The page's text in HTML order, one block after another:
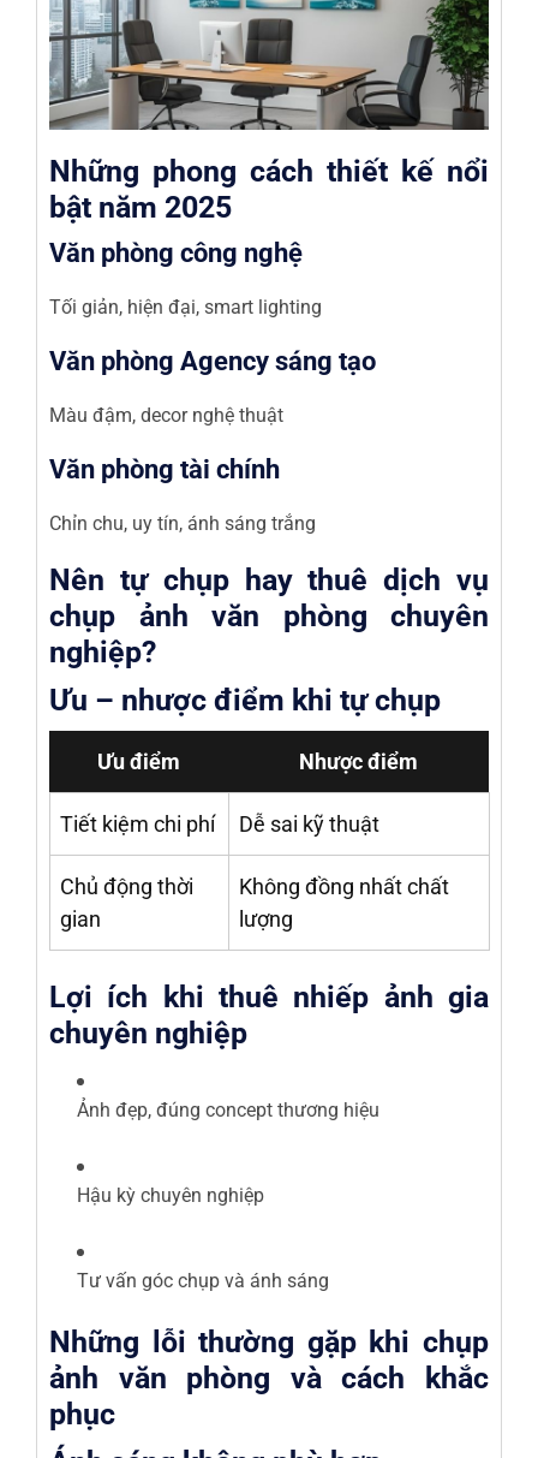
Những phong cách thiết kế nổi
bật năm 2025
Văn phòng công nghệ
Tối giản, hiện đại, smart lighting
Văn phòng Agency sáng tạo
Màu đậm, decor nghệ thuật
Văn phòng tài chính
Chỉn chu, uy tín, ánh sáng trắng
Nên tự chụp hay thuê dịch vụ
chụp ảnh văn phòng chuyên
nghiệp?
Ưu – nhược điểm khi tự chụp
Ưu điểm Nhược điểm
Tiết kiệm chi phí Dễ sai kỹ thuật
Chủ động thời
gian
Không đồng nhất chất
lượng
Lợi ích khi thuê nhiếp ảnh gia
chuyên nghiệp
Ảnh đẹp, đúng concept thương hiệu
Hậu kỳ chuyên nghiệp
Tư vấn góc chụp và ánh sáng
Những lỗi thường gặp khi chụp
ảnh văn phòng và cách khắc
phục